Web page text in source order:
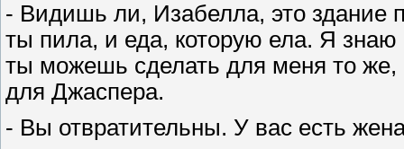
- Видишь ли, Изабелла, это здание
ты пила, и еда, которую ела. Я
ты можешь сделать для меня то же,
для Джаспера.
- Вы отвратительны. У вас есть